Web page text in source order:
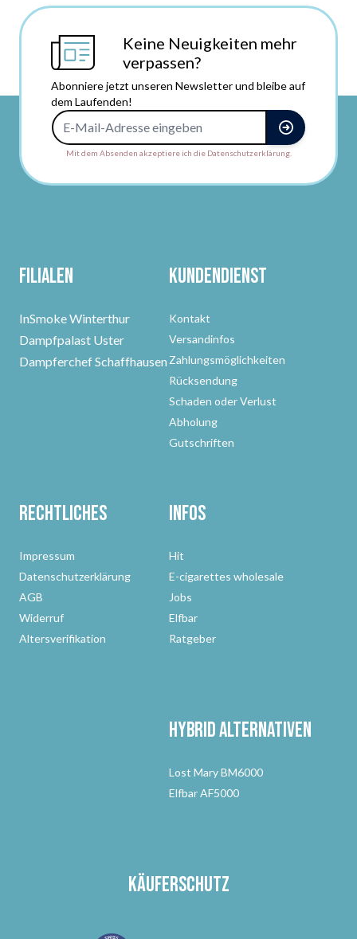
Keine Neuigkeiten mehr
verpassen?
Abonniere jetzt unseren Newsletter und bleibe auf
dem Laufenden!
Mit dem Absenden akzeptiere ich die Datenschutzerklärung.
Filialen
InSmoke Winterthur
Dampfpalast Uster
Dampferchef Schaffhausen
Kundendienst
Kontakt
Versandinfos
Zahlungsmöglichkeiten
Rücksendung
Schaden oder Verlust
Abholung
Gutschriften
Rechtliches
Impressum
Datenschutzerklärung
AGB
Widerruf
Altersverifikation
Infos
Hit
E-cigarettes wholesale
Jobs
Elfbar
Ratgeber
Hybrid Alternativen
Lost Mary BM6000
Elfbar AF5000
Käuferschutz